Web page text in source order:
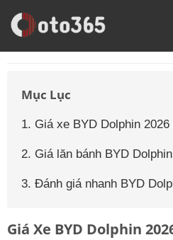
Trang Chủ Giá Xe Ô Tô
Mục Lục
1. Giá xe BYD Dolphin
2. Giá lăn bánh BYD
3. Đánh giá nhanh BYD
Giá Xe BYD Dolphin